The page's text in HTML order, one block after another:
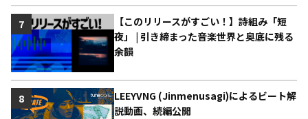
【このリリースがすごい！】詩組み「短
夜」 | 引き締まった音楽世界と奥底に残る
余韻
7
LEEYVNG (Jinmenusagi)によるビート解
説動画、続編公開
8